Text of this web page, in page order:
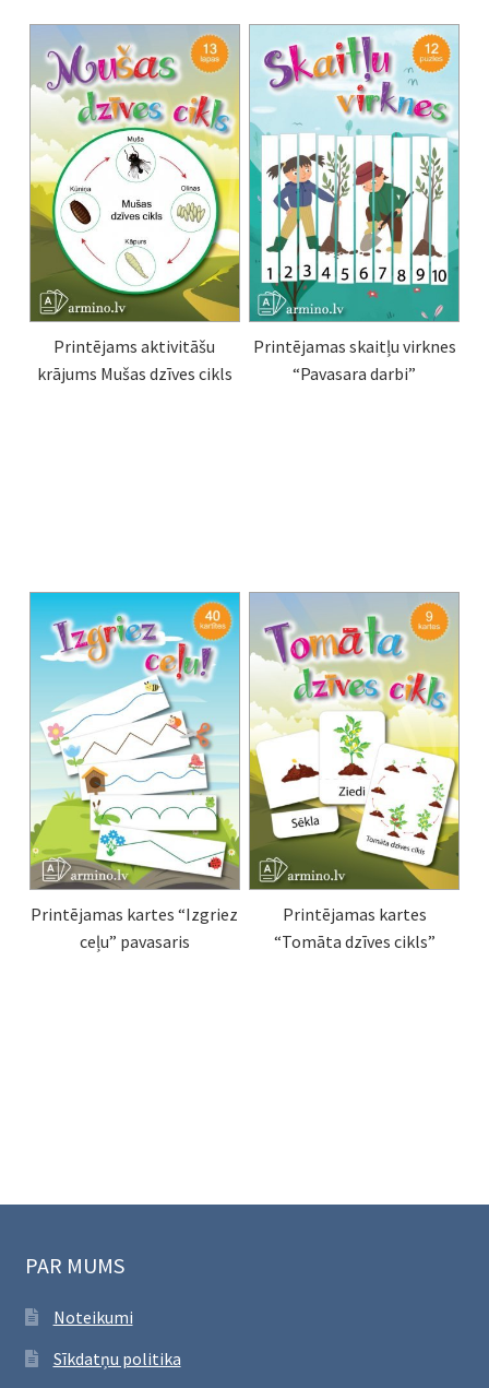
Printējams aktivitāšu
krājums Mušas dzīves cikls
Printējamas skaitļu virknes
“Pavasara darbi”
Printējamas kartes “Izgriez
ceļu” pavasaris
Printējamas kartes
“Tomāta dzīves cikls”
PAR MUMS
Noteikumi
Sīkdatņu politika